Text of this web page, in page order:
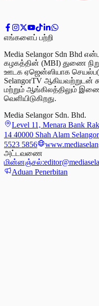
எங்களைப் பற்றி
Media Selangor Sdn Bhd
கழகத்தின் (MBI) துணை
ஊடக ஏஜென்ஸியாக
SelangorTV ஆகியவற்றுடன்
மற்றும் ஆங்கிலத்திலும்
வெளியிடுகிறது.
Media Selangor Sdn. Bhd.
Level 11, Menara Bank
14 40000 Shah Alam
5523 5856
அட்டவணை
மின்னஞ்சல்:
Aduan Penerbitan